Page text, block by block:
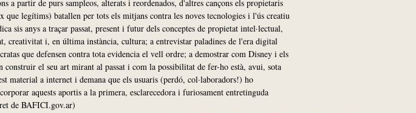
a partir de purs sampleos, alterats i reordenados, d'altres cançons els propietaris
que legítims) batallen per tots els mitjans contra les noves tecnologies i l'ús creatiu
sis anys a traçar passat, present i futur dels conceptes de propietat intel·lectual,
i, en última instància, cultura; a entrevistar paladines de l'era digital
que defensen contra tota evidencia el vell ordre; a demostrar com Disney i els
construir el seu art mirant al passat i com la possibilitat de fer-ho està, avui, sota
material a internet i demana que els usuaris (perdó, col·laboradors!) ho
aquests aportis a la primera, esclarecedora i furiosament entretinguda
de BAFICI.gov.ar)